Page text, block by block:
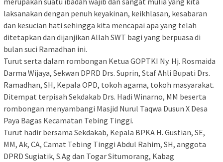
laksanakan dengan penuh keyakinan, keikhlasan, kesabaran
dan kesucian hati sehingga kita mencapai apa yang telah
ditetapkan dan dijanjikan Allah SWT bagi yang berpuasa di
bulan suci Ramadhan ini.
Turut serta dalam rombongan Ketua GOPTKI Ny. Hj. Rosmaida
Darma Wijaya, Sekwan DPRD Drs. Suprin, Staf Ahli Bupati Drs.
Ramadhan, SH, Kepala OPD, tokoh agama, tokoh masyarakat.
Ditempat terpisah Sekdakab Drs. Hadi Winarno, MM beserta
rombongan menyambangi Masjid Nurul Taqwa Dusun X Desa
Paya Bagas Kecamatan Tebing Tinggi.
Turut hadir bersama Sekdakab, Kepala BPKA H. Gustian, SE,
MM, Ak, CA, Camat Tebing Tinggi Abdul Rahim, SH, anggota
DPRD Sugiatik, S.Ag dan Togar Situmorang, Kabag